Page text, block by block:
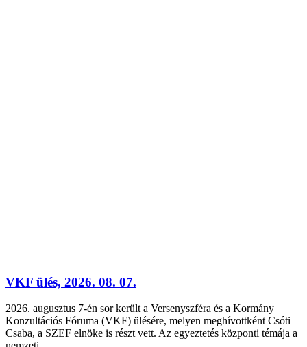
VKF ülés, 2026. 08. 07.
2026. augusztus 7-én sor került a Versenyszféra és a Kormány
Konzultációs Fóruma (VKF) ülésére, melyen meghívottként Csóti
Csaba, a SZEF elnöke is részt vett. Az egyeztetés központi témája a